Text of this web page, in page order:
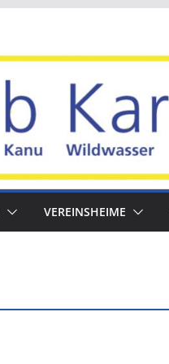
VEREINSHEIME